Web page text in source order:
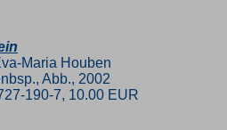
Maria Houben
Abb., 2002
190-7, 10.00 EUR